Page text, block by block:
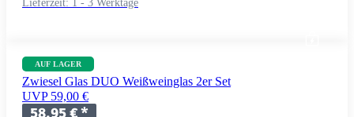
Lieferzeit: 1 - 3 Werktage
AUF LAGER
Zwiesel Glas DUO Weißweinglas 2er Set
UVP 59,00 €
58,95 €*